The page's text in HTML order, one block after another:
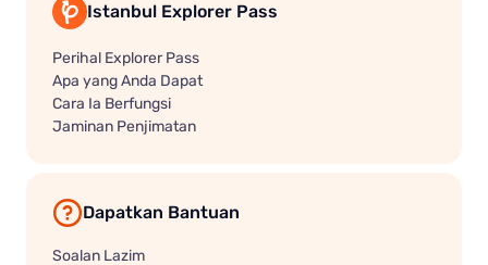
Istanbul Explorer Pass
Perihal Explorer Pass
Apa yang Anda Dapat
Cara Ia Berfungsi
Jaminan Penjimatan
Dapatkan Bantuan
Soalan Lazim